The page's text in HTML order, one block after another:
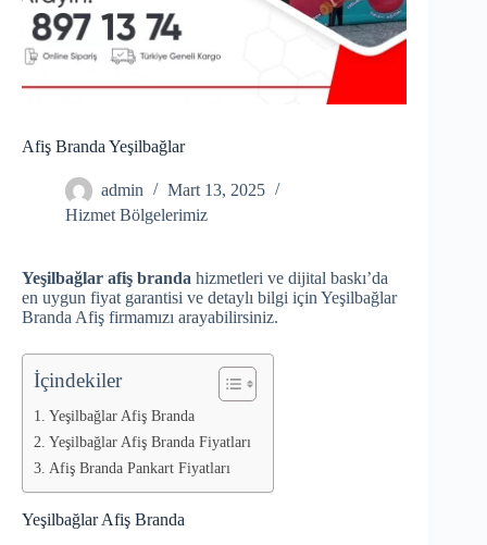
Afiş Branda Yeşilbağlar
admin
Mart 13, 2025
Hizmet Bölgelerimiz
Yeşilbağlar afiş branda hizmetleri ve dijital baskı’da
en uygun fiyat garantisi ve detaylı bilgi için Yeşilbağlar
Branda Afiş firmamızı arayabilirsiniz.
İçindekiler
Yeşilbağlar Afiş Branda
Yeşilbağlar Afiş Branda Fiyatları
Afiş Branda Pankart Fiyatları
Yeşilbağlar Afiş Branda